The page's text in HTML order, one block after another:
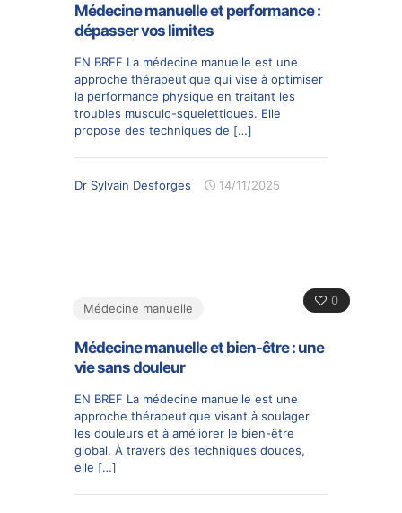
Médecine manuelle et performance :
dépasser vos limites
EN BREF La médecine manuelle est une
approche thérapeutique qui vise à optimiser
la performance physique en traitant les
troubles musculo-squelettiques. Elle
propose des techniques de […]
Dr Sylvain Desforges 14/11/2025
0
Médecine manuelle
Médecine manuelle et bien-être : une
vie sans douleur
EN BREF La médecine manuelle est une
approche thérapeutique visant à soulager
les douleurs et à améliorer le bien-être
global. À travers des techniques douces,
elle […]